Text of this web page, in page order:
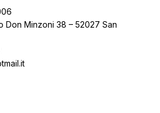
Don Minzoni 38 – 52027 San